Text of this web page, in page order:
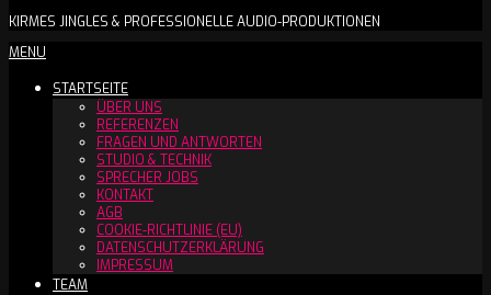
DCW
BOOKINGS™
KIRMES JINGLES & PROFESSIONELLE AUDIO-PRODUKTIONEN
Secondary
Menu
MENU
STARTSEITE
ÜBER UNS
REFERENZEN
FRAGEN UND ANTWORTEN
STUDIO & TECHNIK
SPRECHER JOBS
KONTAKT
AGB
COOKIE-RICHTLINIE (EU)
DATENSCHUTZERKLÄRUNG
IMPRESSUM
TEAM